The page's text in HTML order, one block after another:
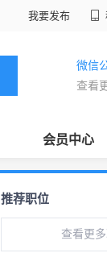
我要发布
微信
查看
会员中心
推荐职位
查看更